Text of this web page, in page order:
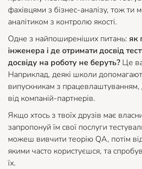
фахівцями з бізнес-аналізу, тож ти
аналітиком з контролю якості.
Одне з найпоширеніших питань: як
інженера і де отримати досвід
досвіду на роботу не беруть? Це
Наприклад, деякі школи
випускникам з працевлаштуванням,
від компаній-партнерів.
Якщо хтось з твоїх друзів має
запропонуй їм свої послуги
можеш вивчити теорію QA, потім
якими часто користуєшся, та
їх.